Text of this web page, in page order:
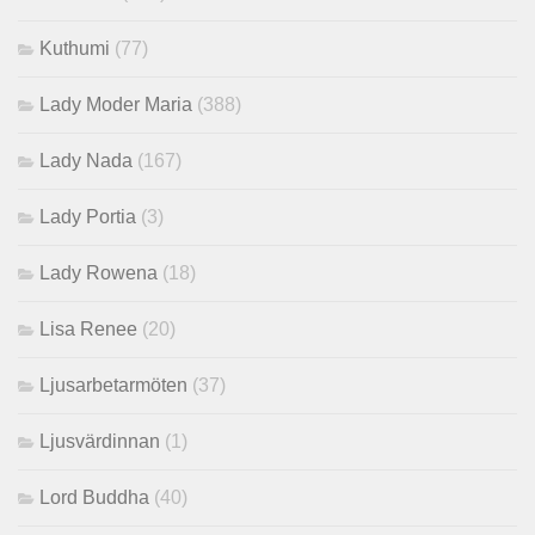
Kuthumi (77)
Lady Moder Maria (388)
Lady Nada (167)
Lady Portia (3)
Lady Rowena (18)
Lisa Renee (20)
Ljusarbetarmöten (37)
Ljusvärdinnan (1)
Lord Buddha (40)